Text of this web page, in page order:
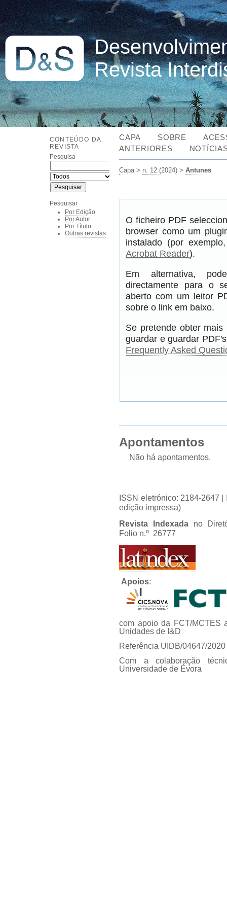
Revista
CONTEÚDO DA
REVISTA
Pesquisa
Pesquisar
Por Edição
Por Autor
Por Título
Outras revistas
CAPA SOBRE
ANTERIORES
Capa > n. 12 (2024) >Antunes
O ficheiro PDF
browser como um
instalado (por
Acrobat Reader).
Em alternativa,
directamente para o
aberto com um leitor
sobre o link em baixo.
Se pretende obter
guardar e guardar
Frequently Asked
Apontamentos
Não há apontamentos.
ISSN eletrónico: 2184-2647
edição impressa)
Revista Indexadano
Folio n.º 26777
Apoios:
com apoio da FCT/MCTES
Unidades de I&D
Referência UIDB/04647/2020
Com a colaboração
Universidade de Évora